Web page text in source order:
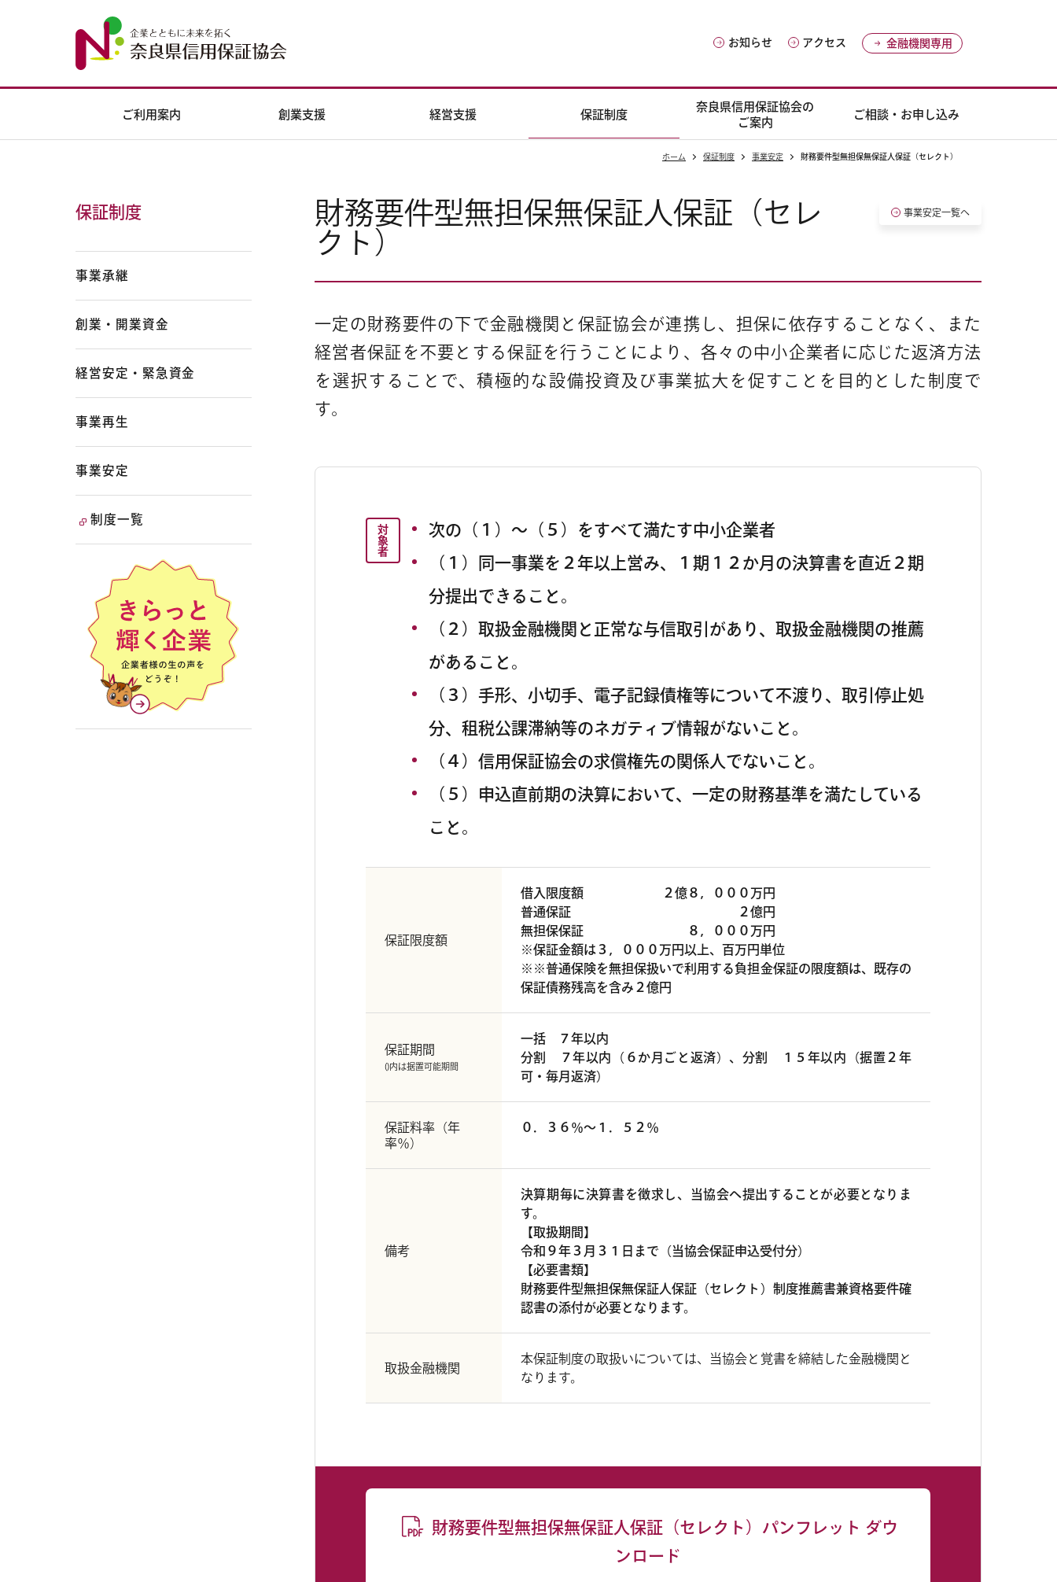
お知らせ アクセス 金融機関専用
ご利用案内 創業支援 経営支援 保証制度
奈良県信用保証協会の
ご案内
ご相談・お申し込み
ホーム 保証制度 事業安定 財務要件型無担保無保証人保証（セレクト）
保証制度
事業承継
創業・開業資金
経営安定・緊急資金
事業再生
事業安定
制度一覧
財務要件型無担保無保証人保証（セレ
クト）
一定の財務要件の下で金融機関と保証協会が連携し、担保に依存することなく、また
経営者保証を不要とする保証を行うことにより、各々の中小企業者に応じた返済方法
を選択することで、積極的な設備投資及び事業拡大を促すことを目的とした制度で
す。
事業安定一覧へ
対
象
者
次の（１）～（５）をすべて満たす中小企業者
（１）同一事業を２年以上営み、１期１２か月の決算書を直近２期
分提出できること。
（２）取扱金融機関と正常な与信取引があり、取扱金融機関の推薦
があること。
（３）手形、小切手、電子記録債権等について不渡り、取引停止処
分、租税公課滞納等のネガティブ情報がないこと。
（４）信用保証協会の求償権先の関係人でないこと。
（５）申込直前期の決算において、一定の財務基準を満たしている
こと。
保証限度額
借入限度額 ２億８，０００万円
普通保証 ２億円
無担保保証 ８，０００万円
※保証金額は３，０００万円以上、百万円単位
※※普通保険を無担保扱いで利用する負担金保証の限度額は、既存の
保証債務残高を含み２億円
保証期間
()内は据置可能期間
一括 ７年以内
分割 ７年以内（６か月ごと返済）、分割 １５年以内（据置２年
可・毎月返済）
保証料率（年
率％）
０．３６％～１．５２％
備考
決算期毎に決算書を徴求し、当協会へ提出することが必要となりま
す。
【取扱期間】
令和９年３月３１日まで（当協会保証申込受付分）
【必要書類】
財務要件型無担保無保証人保証（セレクト）制度推薦書兼資格要件確
認書の添付が必要となります。
取扱金融機関
本保証制度の取扱いについては、当協会と覚書を締結した金融機関と
なります。
財務要件型無担保無保証人保証（セレクト）パンフレット ダウ
ンロード